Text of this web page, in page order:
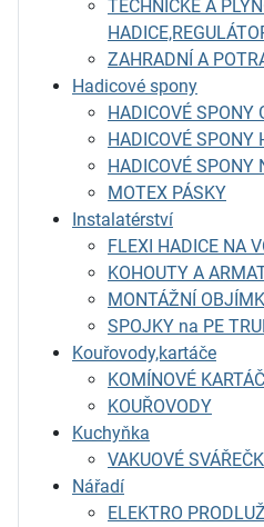
TECHNICKÉ A
ZAHRADNÍ A
Hadicové spony
HADICOVÉ SPONY
HADICOVÉ SPONY
HADICOVÉ SPONY
MOTEX PÁSKY
Instalatérství
FLEXI HADICE NA
KOHOUTY A
MONTÁŽNÍ
SPOJKY na PE
Kouřovody,kartáče
KOMÍNOVÉ
KOUŘOVODY
Kuchyňka
VAKUOVÉ
Nářadí
ELEKTRO